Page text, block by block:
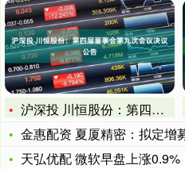
沪深投 川恒股份：第四届董事会第九次会议决议公告
金惠配资 夏厦精密：拟定增
天弘优配 微软早盘上涨0.9%，